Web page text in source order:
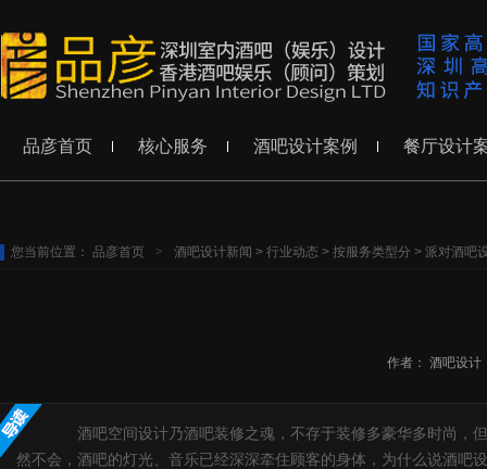
品彦首页 核心服务 酒吧设计案例 餐厅设计
您当前位置： 品彦首页 > 酒吧设计新闻 > 行业动态 > 按服务类型分 > 派对酒吧
作者： 酒吧设计
酒吧空间设计乃酒吧装修之魂，不存于装修多豪华多时尚，但
然不会，酒吧的灯光、音乐已经深深牵住顾客的身体，为什么说酒吧